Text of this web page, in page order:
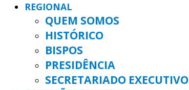
REGIONAL
QUEM SOMOS
HISTÓRICO
BISPOS
PRESIDÊNCIA
SECRETARIADO EXECUTIVO